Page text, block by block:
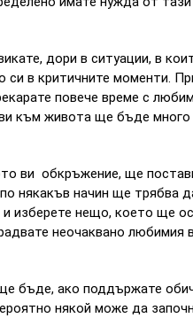
дори в ситуации, в
в критичните моменти.
повече време с
към живота ще бъде
ви обкръжение, ще
някакъв начин ще трябва
и изберете нещо, което ще
неочаквано любимия
бъде, ако поддържате
някой може да